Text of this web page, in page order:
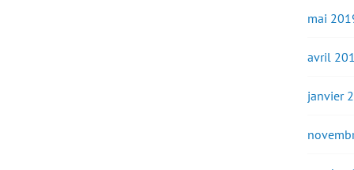
mai
avril
janvier